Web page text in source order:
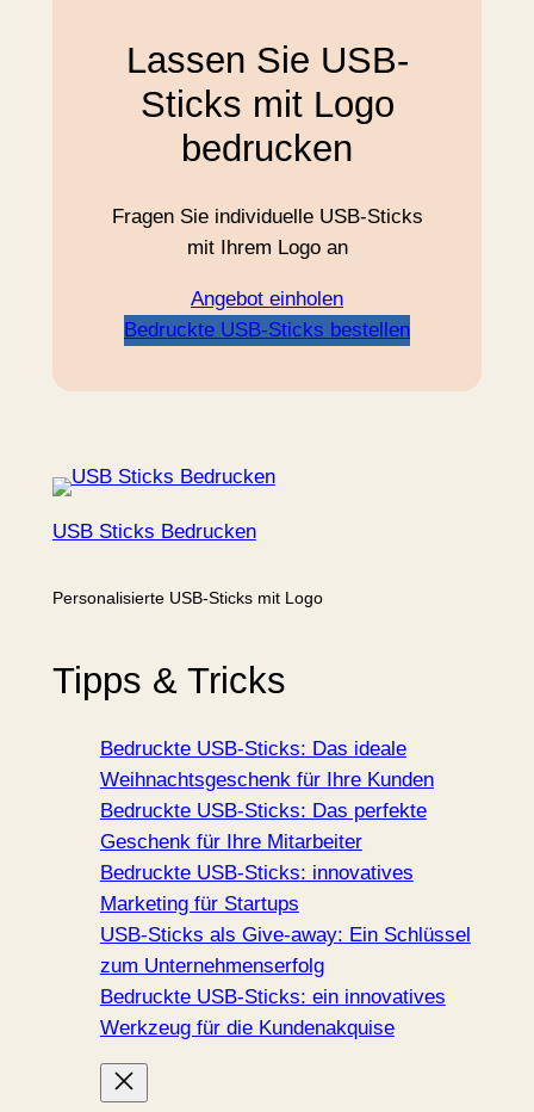
Lassen Sie USB-
Sticks mit Logo
bedrucken
Fragen Sie individuelle USB-Sticks
mit Ihrem Logo an
Angebot einholen
Bedruckte USB-Sticks bestellen
USB Sticks Bedrucken
Personalisierte USB-Sticks mit Logo
Tipps & Tricks
Bedruckte USB-Sticks: Das ideale
Weihnachtsgeschenk für Ihre Kunden
Bedruckte USB-Sticks: Das perfekte
Geschenk für Ihre Mitarbeiter
Bedruckte USB-Sticks: innovatives
Marketing für Startups
USB-Sticks als Give-away: Ein Schlüssel
zum Unternehmenserfolg
Bedruckte USB-Sticks: ein innovatives
Werkzeug für die Kundenakquise